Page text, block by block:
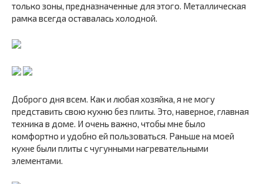
только зоны, предназначенные для этого. Металлическая
рамка всегда оставалась холодной.
Доброго дня всем. Как и любая хозяйка, я не могу
представить свою кухню без плиты. Это, наверное, главная
техника в доме. И очень важно, чтобы мне было
комфортно и удобно ей пользоваться. Раньше на моей
кухне были плиты с чугунными нагревательными
элементами.